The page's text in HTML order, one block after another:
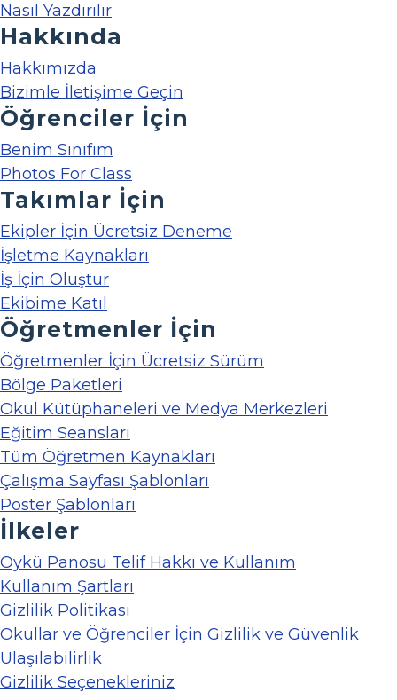
Nasıl Yazdırılır
Hakkında
Hakkımızda
Bizimle İletişime Geçin
Öğrenciler İçin
Benim Sınıfım
Photos For Class
Takımlar İçin
Ekipler İçin Ücretsiz Deneme
İşletme Kaynakları
İş İçin Oluştur
Ekibime Katıl
Öğretmenler İçin
Öğretmenler İçin Ücretsiz Sürüm
Bölge Paketleri
Okul Kütüphaneleri ve Medya Merkezleri
Eğitim Seansları
Tüm Öğretmen Kaynakları
Çalışma Sayfası Şablonları
Poster Şablonları
İlkeler
Öykü Panosu Telif Hakkı ve Kullanım
Kullanım Şartları
Gizlilik Politikası
Okullar ve Öğrenciler İçin Gizlilik ve Güvenlik
Ulaşılabilirlik
Gizlilik Seçenekleriniz